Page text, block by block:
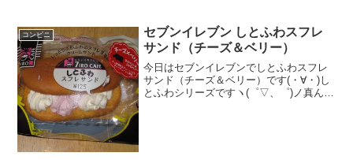
コンビニ
セブンイレブン しとふわスフレ
サンド（チーズ＆ベリー）
今日はセブンイレブンでしとふわスフレ
サンド（チーズ＆ベリー）です(・∀・)し
とふわシリーズですヽ(゜▽、゜)ノ真ん中